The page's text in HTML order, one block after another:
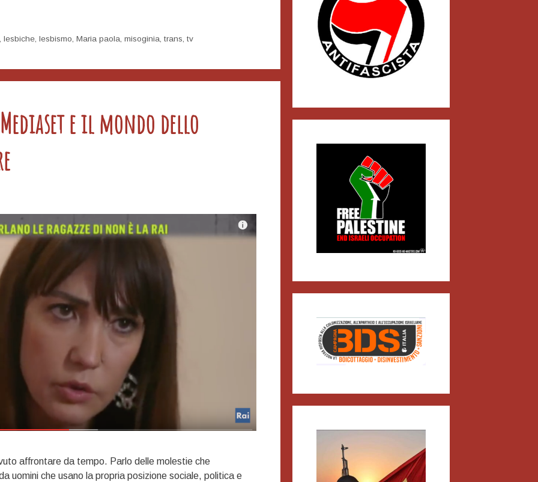
,lesbiche,lesbismo,Maria paola,misoginia,trans,tv
e il mondo dello
affrontare da tempo. Parlo delle molestie che
uomini che usano la propria posizione sociale, politica e